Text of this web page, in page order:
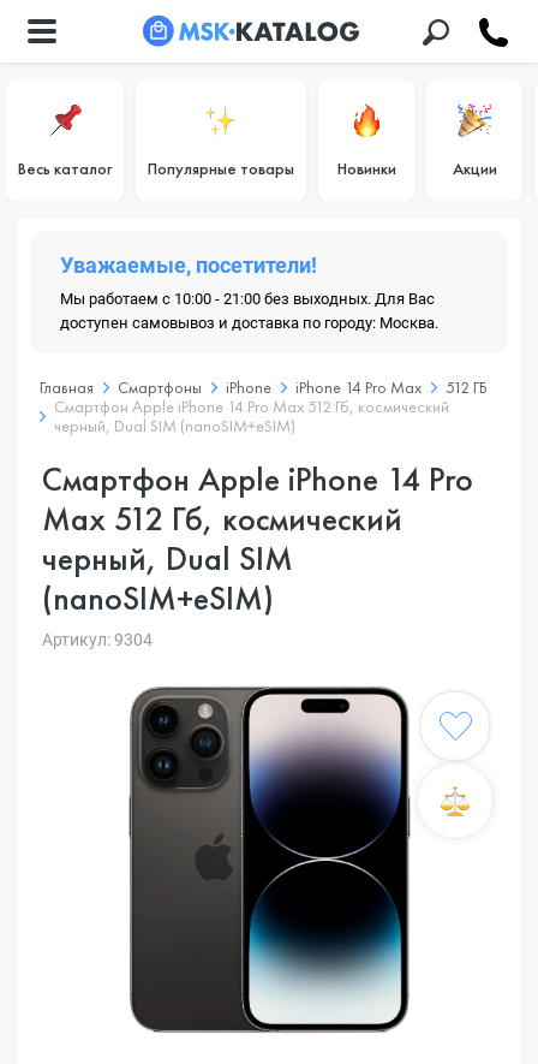
Весь каталог Популярные товары Новинки Акции
Уважаемые, посетители!
Мы работаем с 10:00 - 21:00 без выходных. Для Вас
доступен самовывоз и доставка по городу: Москва.
Главная Смартфоны iPhone iPhone 14 Pro Max
512 ГБ
Смартфон Apple iPhone 14 Pro Max 512 Гб, космический
черный, Dual SIM (nanoSIM+eSIM)
Смартфон Apple iPhone 14 Pro
Max 512 Гб, космический
черный, Dual SIM
(nanoSIM+eSIM)
Артикул: 9304